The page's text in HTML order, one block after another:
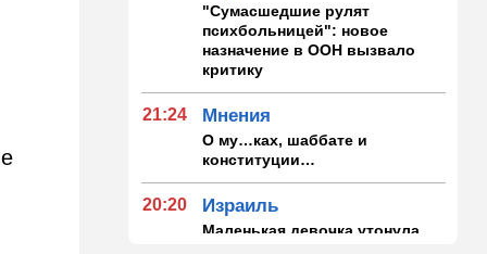
"Сумасшедшие рулят
психбольницей": новое
назначение в ООН вызвало
критику
21:24 Мнения
О му…ках, шаббате и
конституции…
20:20 Израиль
Маленькая девочка утонула